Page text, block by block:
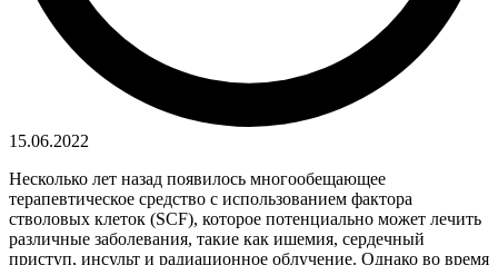
15.06.2022
Несколько лет назад появилось многообещающее
терапевтическое средство с использованием фактора
стволовых клеток (SCF), которое потенциально может лечить
различные заболевания, такие как ишемия, сердечный
приступ, инсульт и радиационное облучение. Однако во время